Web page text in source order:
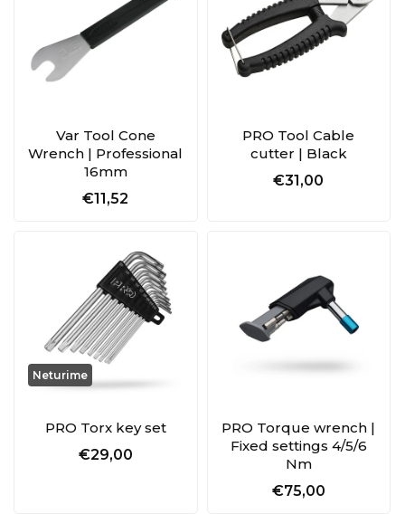
Var Tool Cone
Wrench | Professional
16mm
€11,52
PRO Tool Cable
cutter | Black
€31,00
Neturime
PRO Torx key set
€29,00
PRO Torque wrench |
Fixed settings 4/5/6
Nm
€75,00